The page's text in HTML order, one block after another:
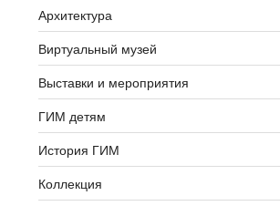
Архитектура
Виртуальный музей
Выставки и мероприятия
ГИМ детям
История ГИМ
Коллекция